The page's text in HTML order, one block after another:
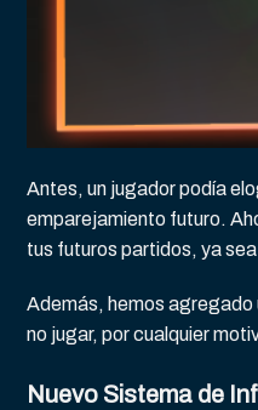
Antes, un jugador podía
emparejamiento futuro.
tus futuros partidos, ya
Además, hemos agregado
no jugar, por cualquier
Nuevo Sistema de